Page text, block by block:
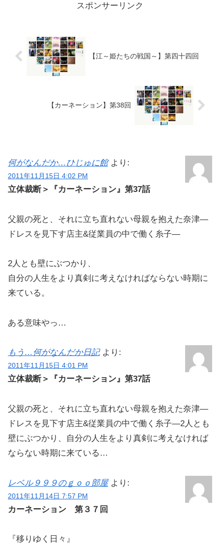
スポンサーリンク
【江～姫たちの戦国～】第四十四回
【カーネーション】第38回
何がなんだか…ひじゅに館 より:
2011年11月15日 4:02 PM
立体裁断＞『カーネーション』第37話
父親の死と、それに立ち直れない母親を抱えた奈津―
ドレスを見下す店主&従業員の中で働く糸子―
2人とも壁にぶつかり、
自分の人生をより真剣に考えなければならない時期に
来ている。
ある意味やっ…
もう…何がなんだか日記 より:
2011年11月15日 4:01 PM
立体裁断＞『カーネーション』第37話
父親の死と、それに立ち直れない母親を抱えた奈津―
ドレスを見下す店主&従業員の中で働く糸子―2人とも
壁にぶつかり、自分の人生をより真剣に考えなければ
ならない時期に来ている…
レベル９９９のｇｏｏ部屋 より:
2011年11月14日 7:57 PM
カーネーション 第３７回
『移りゆく日々』